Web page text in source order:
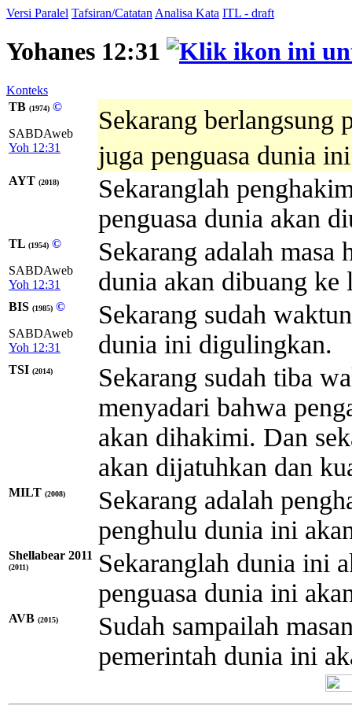
Versi Paralel Tafsiran/Catatan Analisa Kata ITL - draft
Yohanes 12:31
Konteks
TB (1974) ©
SABDAweb
Yoh 12:31
Sekarang berlangsung
juga penguasa dunia ini
AYT (2018)
Sekaranglah
penguasa dunia akan
TL (1954) ©
SABDAweb
Yoh 12:31
Sekarang adalah
dunia akan dibuang ke
BIS (1985) ©
SABDAweb
Yoh 12:31
Sekarang sudah
dunia ini digulingkan.
TSI (2014)
Sekarang sudah tiba
menyadari bahwa
akan dihakimi. Dan
akan dijatuhkan dan
MILT (2008)
Sekarang adalah
penghulu dunia ini
Shellabear 2011
(2011)
Sekaranglah dunia ini
penguasa dunia ini
AVB (2015)
Sudah sampailah
pemerintah dunia ini